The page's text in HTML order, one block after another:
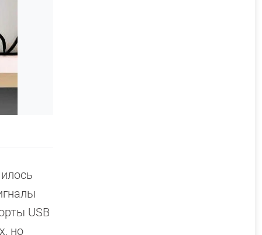
USB
но